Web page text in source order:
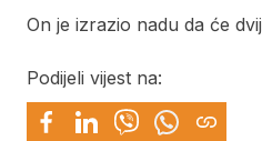
On je izrazio nadu da će
Podijeli vijest na: